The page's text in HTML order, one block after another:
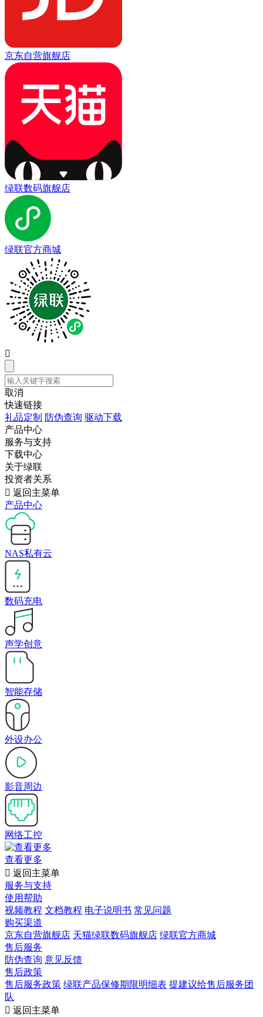
京东自营旗舰店
绿联数码旗舰店
绿联官方商城

取消
快速链接
礼品定制 防伪查询 驱动下载
产品中心
服务与支持
下载中心
关于绿联
投资者关系
 返回主菜单
产品中心
NAS私有云
数码充电
声学创意
智能存储
外设办公
影音周边
网络工控
查看更多
 返回主菜单
服务与支持
使用帮助
视频教程 文档教程 电子说明书 常见问题
购买渠道
京东自营旗舰店 天猫绿联数码旗舰店 绿联官方商城
售后服务
防伪查询 意见反馈
售后政策
售后服务政策 绿联产品保修期限明细表 提建议给售后服务团
队
 返回主菜单